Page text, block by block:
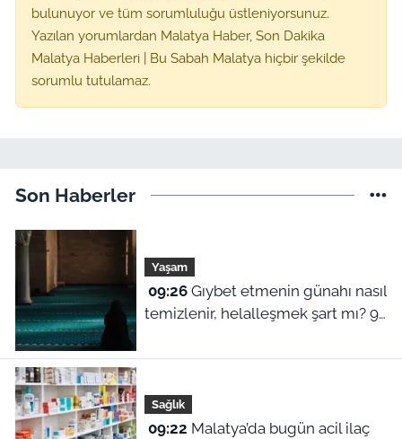
bulunuyor ve tüm sorumluluğu üstleniyorsunuz.
Yazılan yorumlardan Malatya Haber, Son Dakika
Malatya Haberleri | Bu Sabah Malatya hiçbir şekilde
sorumlu tutulamaz.
Son Haberler
Yaşam
09:26Gıybet etmenin günahı nasıl
temizlenir, helalleşmek şart mı? 9
Sağlık
09:22